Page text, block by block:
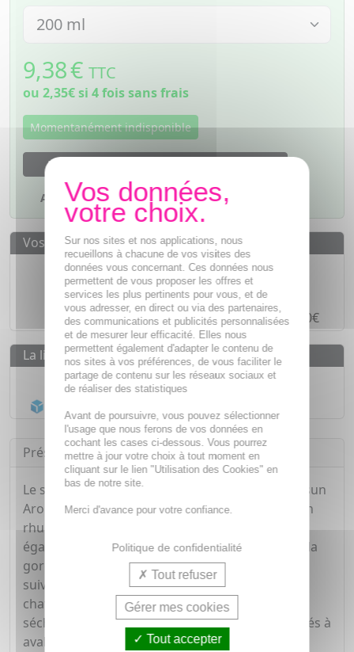
9,38€ TTC
ou 2,35€si 4 fois sans frais
Momentanément indisponible
M'avertir dès que le produit sera disponible
Ajouter à mes favoris
Vos avantages
Des prixIMBATTABLES
Paiement en ligneSÉCURISÉ
Paiement en4 fois sans fraisà partir de 30€
La livraison
Livraison gratuite dès 55€
Présentation
Le sirop Toux & Gorge Max de la marque Phytosun
Aroms a pour but d'apaiser la toux associée à un
rhume, qu'elle soit grasse, sèche ou mixte. Il va
également soulager les irritations au niveau de la
gorge et peut être employé dans les situations
suivantes : mal de gorge, envie de tousser,
chatouillement dans la gorge, enrouement,
sécheresse de la bouche et de la gorge, difficultés à
avaler.
Sur nos sites et nos applications, nous
recueillons à chacune de vos visites des
données vous concernant. Ces données nous
permettent de vous proposer les offres et
services les plus pertinents pour vous, et de
vous adresser, en direct ou via des partenaires,
des communications et publicités personnalisées
et de mesurer leur efficacité. Elles nous
permettent également d'adapter le contenu de
nos sites à vos préférences, de vous faciliter le
partage de contenu sur les réseaux sociaux et
de réaliser des statistiques
Avant de poursuivre, vous pouvez sélectionner
l'usage que nous ferons de vos données en
cochant les cases ci-dessous. Vous pourrez
mettre à jour votre choix à tout moment en
cliquant sur le lien "Utilisation des Cookies" en
bas de notre site.
Merci d'avance pour votre confiance.
Politique de confidentialité
Tout refuser
Gérer mes cookies
Tout accepter